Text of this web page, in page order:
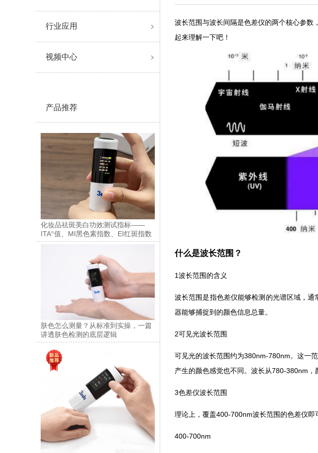
行业应用
视频中心
产品推荐
化妆品祛斑美白功效测试指标——
ITA°值、MI黑色素指数、EI红斑指数
肤色怎么测量？从标准到实操，一篇
讲透肤色检测的底层逻辑
波长范围与波长间隔是色差仪的两个核心参数
起来理解一下吧！
什么是波长范围？
1波长范围的含义
波长范围是指色差仪能够检测的光谱区域，
器能够捕捉到的颜色信息总量。
2可见光波长范围
可见光的波长范围约为380nm-780nm。这一
产生的颜色感觉也不同。波长从780-380nm，
3色差仪波长范围
理论上，覆盖400-700nm波长范围的色差仪即
400-700nm